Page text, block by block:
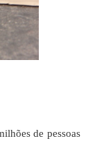
de pessoas